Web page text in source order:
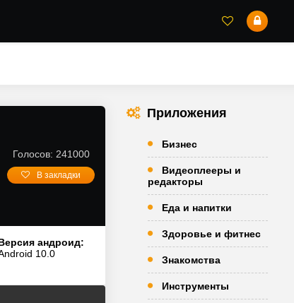
Голосов: 241000
В закладки
андроид:
10.0
Приложения
Бизнес
Видеоплееры и
редакторы
Еда и напитки
Здоровье и фитнес
Знакомства
Инструменты